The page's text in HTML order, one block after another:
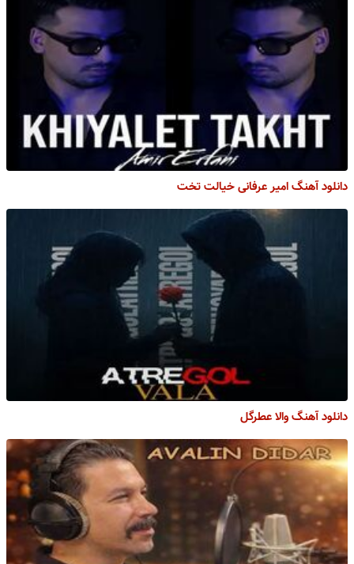
دانلود آهنگ امیر عرفانی خیالت تخت
دانلود آهنگ والا عطرگل